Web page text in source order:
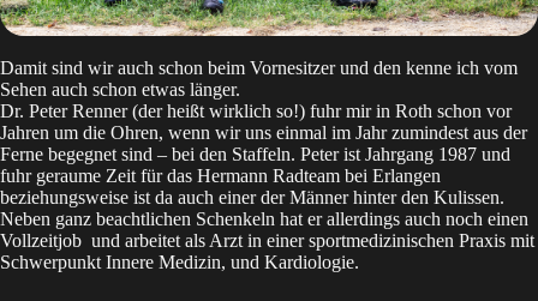
Damit sind wir auch schon beim Vornesitzer und den kenne ich vom
Sehen auch schon etwas länger.
Dr. Peter Renner (der heißt wirklich so!) fuhr mir in Roth schon vor
Jahren um die Ohren, wenn wir uns einmal im Jahr zumindest aus der
Ferne begegnet sind – bei den Staffeln. Peter ist Jahrgang 1987 und
fuhr geraume Zeit für das Hermann Radteam bei Erlangen
beziehungsweise ist da auch einer der Männer hinter den Kulissen.
Neben ganz beachtlichen Schenkeln hat er allerdings auch noch einen
Vollzeitjob und arbeitet als Arzt in einer sportmedizinischen Praxis mit
Schwerpunkt Innere Medizin, und Kardiologie.